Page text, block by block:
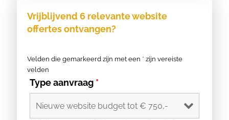
Vrijblijvend 6 relevante website
offertes ontvangen?
Velden die gemarkeerd zijn met een * zijn vereiste
velden
Type aanvraag *